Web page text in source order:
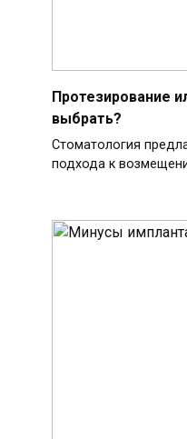
Протезирование
выбрать?
Стоматология
подхода к